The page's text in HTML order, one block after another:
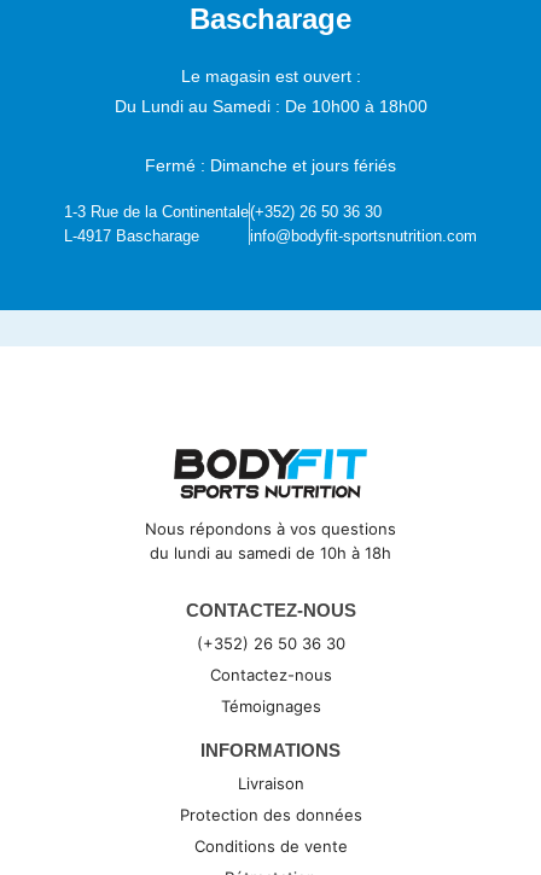
Bascharage
Le magasin est ouvert :
Du Lundi au Samedi : De 10h00 à 18h00
Fermé : Dimanche et jours fériés
1-3 Rue de la Continentale
L-4917 Bascharage
(+352) 26 50 36 30
info@bodyfit-sportsnutrition.com
Nous répondons à vos questions
du lundi au samedi de 10h à 18h
CONTACTEZ-NOUS
(+352) 26 50 36 30
Contactez-nous
Témoignages
INFORMATIONS
Livraison
Protection des données
Conditions de vente